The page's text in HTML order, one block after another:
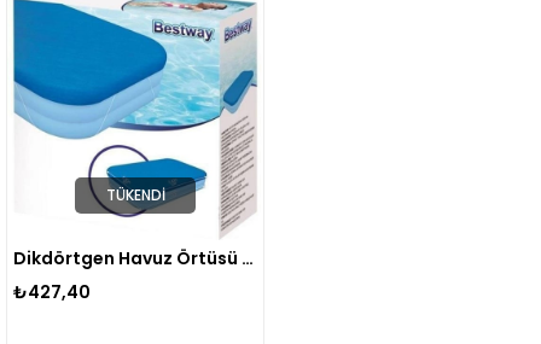
TÜKENDI
Dikdörtgen Havuz Örtüsü 305 Cm X 183 Cm 58108
₺427,40